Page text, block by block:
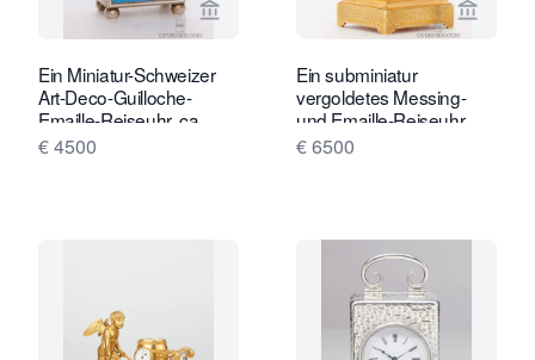
Verkaeuferseite von Gude & Meis
Ein Miniatur-Schweizer
Art-Deco-Guilloche-
Emaille-Reiseuhr, ca.
1920
€ 4500
Ein subminiatur
vergoldetes Messing-
und Emaille-Reiseuhr
aus der Schweiz, um
€ 6500